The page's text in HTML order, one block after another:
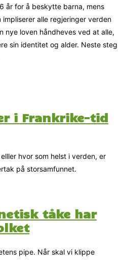
år for å beskytte barna, mens
alle regjeringer verden
nye loven håndheves ved at alle,
sin identitet og alder. Neste steg
i Frankrike-tid
hvor som helst i verden, er
på storsamfunnet.
tåke har
pipe. Når skal vi klippe